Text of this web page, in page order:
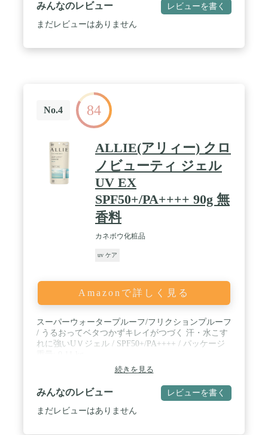
みんなのレビュー レビューを書く
まだレビューはありません
No.4 84
ALLIE(アリィー) クロ
ノビューティ ジェル
UV EX
SPF50+/PA++++ 90g 無
香料
カネボウ化粧品
uv ケア
Amazonで詳しく見る
スーパーウォータープルーフ/フリクションプルーフ
/ うるおってベタつかずキレイがつづく 汗・水こす
れに強いUＶジェル / SPF50+/PA++++ / パッケージ
続きを見る
みんなのレビュー レビューを書く
まだレビューはありません